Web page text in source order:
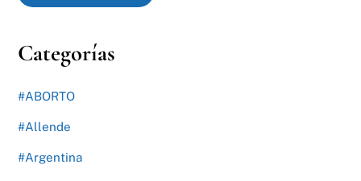
Categorías
#ABORTO
#Allende
#Argentina